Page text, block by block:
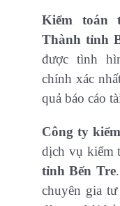
Kiểm toán
Thành tỉnh
được tình
chính xác
quả báo cáo
Công ty
dịch vụ kiểm
tỉnh Bến Tre
chuyên gia